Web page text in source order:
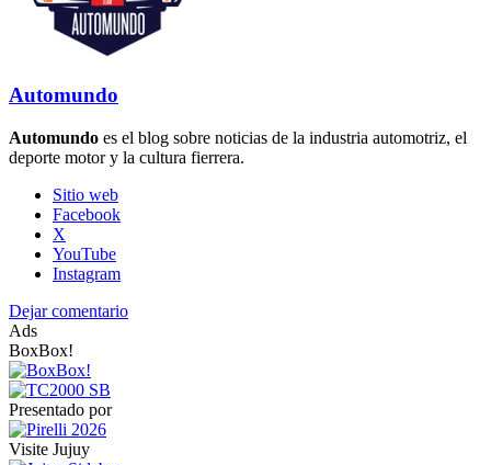
Automundo
Automundo es el blog sobre noticias de la industria automotriz, el
deporte motor y la cultura fierrera.
Sitio web
Facebook
X
YouTube
Instagram
Dejar comentario
Ads
BoxBox!
Presentado por
Visite Jujuy